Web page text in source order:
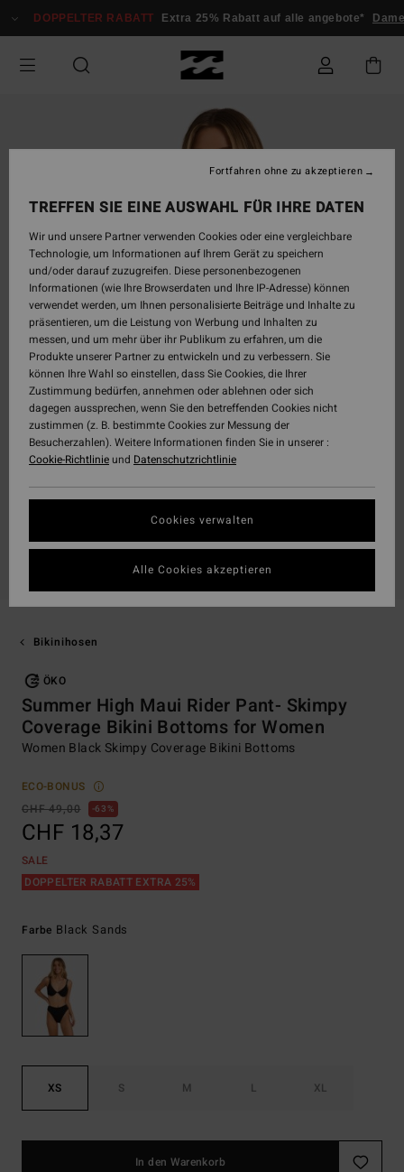
zur
springen
DOPPELTER RABATT Extra 25% Rabatt auf alle angebote* Damen
Bikinihosen
ÖKO
Summer High Maui Rider Pant- Skimpy
Coverage Bikini Bottoms for Women
Women Black Skimpy Coverage Bikini Bottoms
ECO-BONUS
CHF 49,00
63%
CHF 18,37
SALE
DOPPELTER RABATT EXTRA 25%
Farbe Black Sands
XS S M L XL
In den Warenkorb
TREFFEN SIE EINE AUSWAHL FÜR IHRE DATEN
Wir und unsere Partner verwenden Cookies oder eine vergleichbare
Technologie, um Informationen auf Ihrem Gerät zu speichern
und/oder darauf zuzugreifen. Diese personenbezogenen
Informationen (wie Ihre Browserdaten und Ihre IP-Adresse) können
verwendet werden, um Ihnen personalisierte Beiträge und Inhalte zu
präsentieren, um die Leistung von Werbung und Inhalten zu
messen, und um mehr über ihr Publikum zu erfahren, um die
Produkte unserer Partner zu entwickeln und zu verbessern. Sie
können Ihre Wahl so einstellen, dass Sie Cookies, die Ihrer
Zustimmung bedürfen, annehmen oder ablehnen oder sich
dagegen aussprechen, wenn Sie den betreffenden Cookies nicht
zustimmen (z. B. bestimmte Cookies zur Messung der
Besucherzahlen). Weitere Informationen finden Sie in unserer :
Cookie-Richtlinieund Datenschutzrichtlinie
Cookies verwalten
Fortfahren ohne zu akzeptieren
Alle Cookies akzeptieren